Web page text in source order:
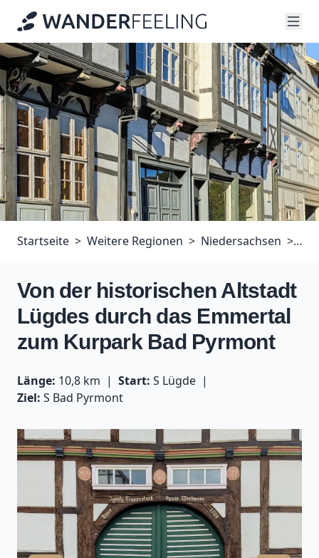
Startseite Weitere Regionen Niedersachsen
Von der historischen Altstadt
Lügdes durch das Emmertal
zum Kurpark Bad Pyrmont
Länge: 10,8 km Start: S Lügde
Ziel: S Bad Pyrmont